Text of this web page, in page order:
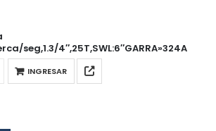
seg,1.3/4″,25T,SWL:6″GARRA»324A
INGRESAR